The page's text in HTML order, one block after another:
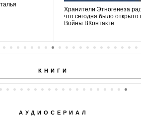
Хранители Этногенеза
что сегодня было
Войны ВКонтакте
КНИГИ
АУДИОСЕРИАЛ